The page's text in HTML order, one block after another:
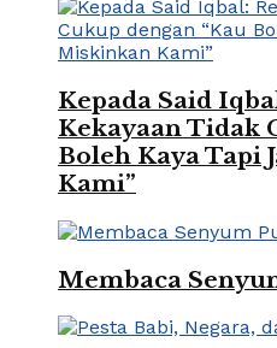
Kepada Said
Kekayaan Tidak
Boleh Kaya Tapi
Kami”
Membaca